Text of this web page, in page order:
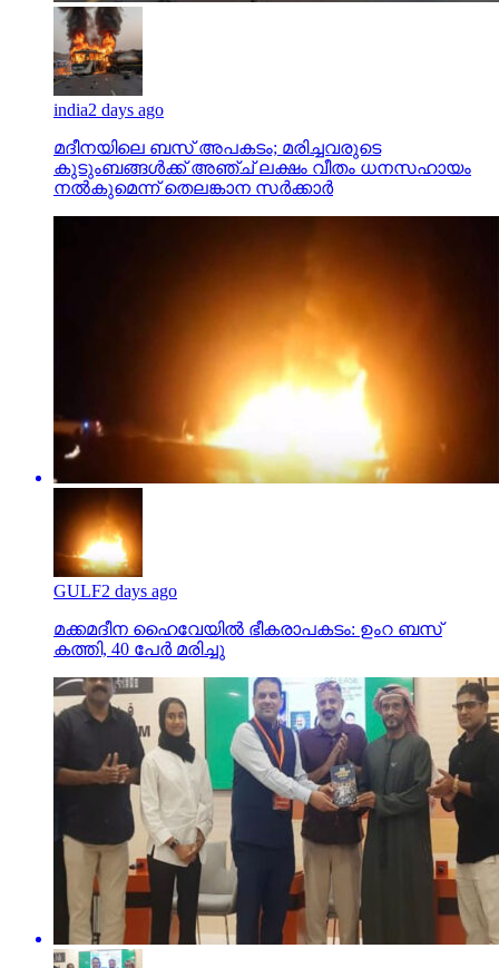
india2 days ago
മദീനയിലെ ബസ് അപകടം; മരിച്ചവരുടെ
കുടുംബങ്ങള്‍ക്ക് അഞ്ച് ലക്ഷം വീതം ധനസഹായം
നല്‍കുമെന്ന് തെലങ്കാന സര്‍ക്കാര്‍
GULF2 days ago
മക്കമദീന ഹൈവേയില്‍ ഭീകരാപകടം: ഉംറ ബസ്
കത്തി, 40 പേര്‍ മരിച്ചു